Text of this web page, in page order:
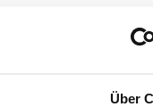
Über